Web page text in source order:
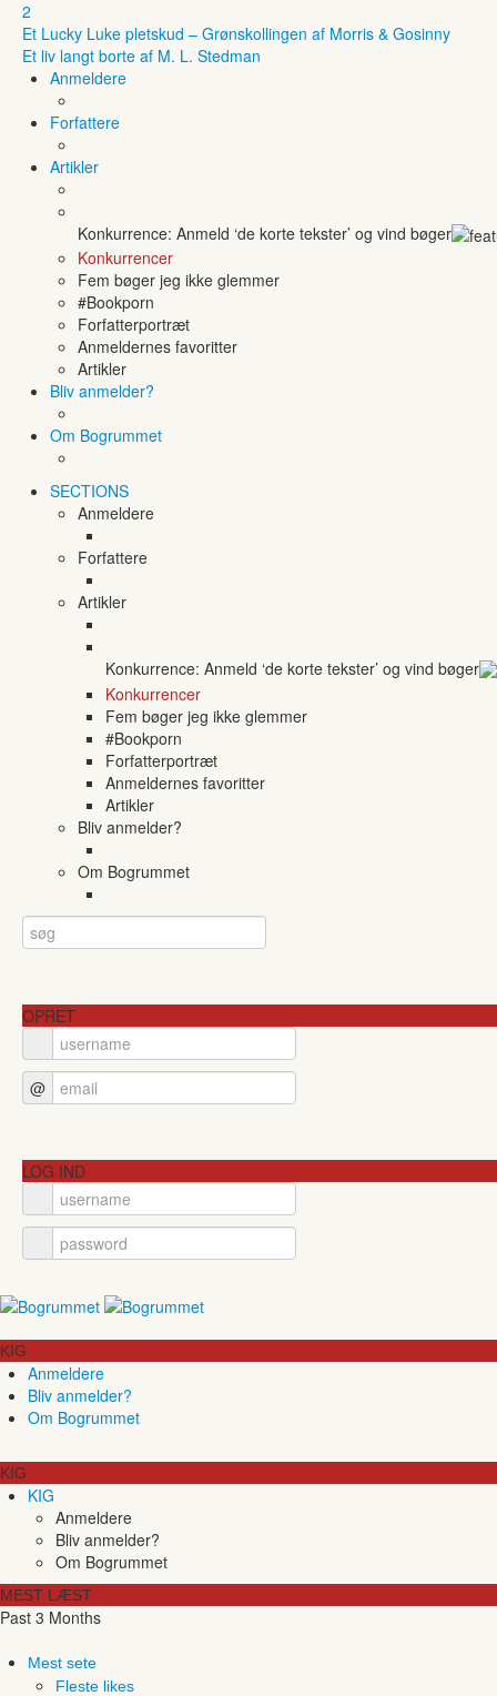
2
Et Lucky Luke pletskud – Grønskollingen af Morris & Gosinny
Et liv langt borte af M. L. Stedman
Anmeldere
Forfattere
Artikler
Konkurrence: Anmeld ‘de korte tekster’ og vind bøger
Konkurrencer
Fem bøger jeg ikke glemmer
#Bookporn
Forfatterportræt
Anmeldernes favoritter
Artikler
Bliv anmelder?
Om Bogrummet
SECTIONS
Anmeldere
Forfattere
Artikler
Konkurrence: Anmeld ‘de korte tekster’ og vind bøger
Konkurrencer
Fem bøger jeg ikke glemmer
#Bookporn
Forfatterportræt
Anmeldernes favoritter
Artikler
Bliv anmelder?
Om Bogrummet
OPRET
@
LOG IND
KIG
Anmeldere
Bliv anmelder?
Om Bogrummet
KIG
KIG
Anmeldere
Bliv anmelder?
Om Bogrummet
MEST LÆST
Past 3 Months
Mest sete
Fleste likes